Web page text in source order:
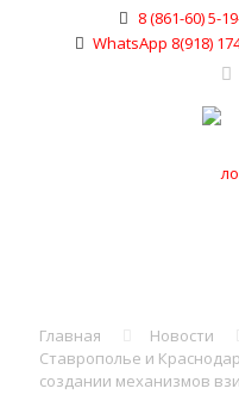
8 (861-60) 5-
WhatsApp 8(918)
Главная Новости
Ставрополье и
создании механизмов